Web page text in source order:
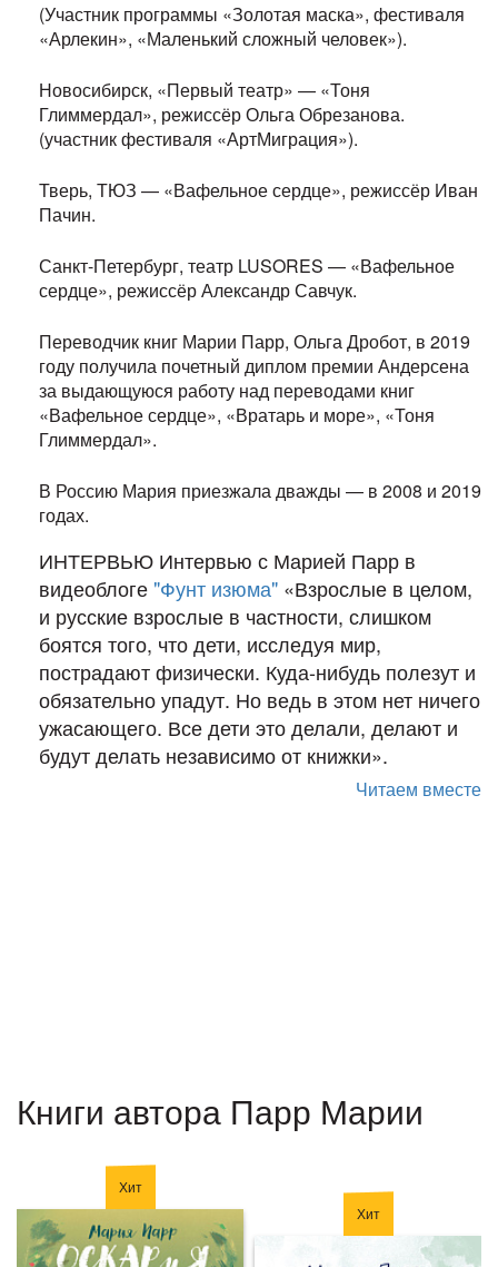
(Участник программы «Золотая маска», фестиваля
«Арлекин», «Маленький сложный человек»).
Новосибирск, «Первый театр» — «Тоня
Глиммердал», режиссёр Ольга Обрезанова.
(участник фестиваля «АртМиграция»).
Тверь, ТЮЗ — «Вафельное сердце», режиссёр Иван
Пачин.
Санкт-Петербург, театр LUSORES — «Вафельное
сердце», режиссёр Александр Савчук.
Переводчик книг Марии Парр, Ольга Дробот, в 2019
году получила почетный диплом премии Андерсена
за выдающуюся работу над переводами книг
«Вафельное сердце», «Вратарь и море», «Тоня
Глиммердал».
В Россию Мария приезжала дважды — в 2008 и 2019
годах.
ИНТЕРВЬЮ Интервью с Марией Парр в
видеоблоге "Фунт изюма" «Взрослые в целом,
и русские взрослые в частности, слишком
боятся того, что дети, исследуя мир,
пострадают физически. Куда-нибудь полезут и
обязательно упадут. Но ведь в этом нет ничего
ужасающего. Все дети это делали, делают и
будут делать независимо от книжки».
Читаем вместе
Книги автора Парр Марии
Хит
Хит